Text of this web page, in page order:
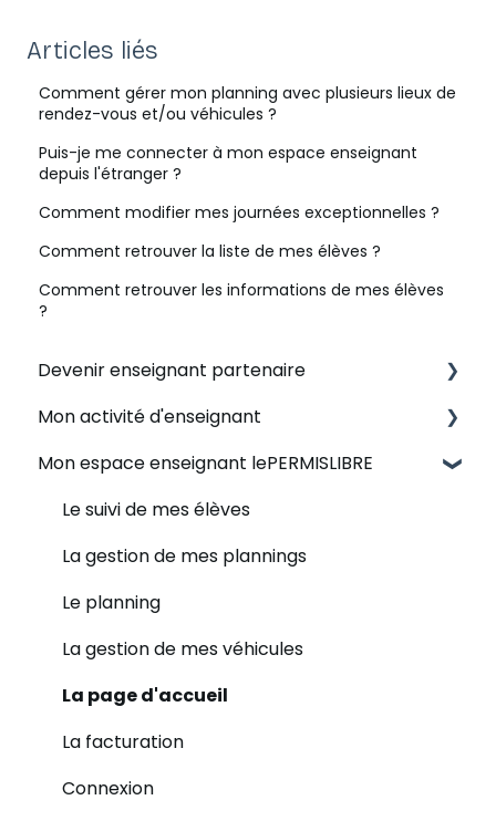
Articles liés
Comment gérer mon planning avec plusieurs lieux de
rendez-vous et/ou véhicules ?
Puis-je me connecter à mon espace enseignant
depuis l'étranger ?
Comment modifier mes journées exceptionnelles ?
Comment retrouver la liste de mes élèves ?
Comment retrouver les informations de mes élèves
?
Devenir enseignant partenaire
Devenir enseignant de la conduite
Mon activité d'enseignant
Mon emploi du temps
Mon emploi du temps (1)
La rémunération
Le véhicule
Mes élèves
La zone d'activité
Mon espace enseignant lePERMISLIBRE
Le suivi de mes élèves
La gestion de mes plannings
Le planning
La gestion de mes véhicules
La page d'accueil
La facturation
Connexion